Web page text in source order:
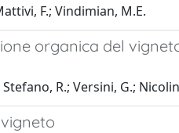
F.; Vindimian, M.E.
organica del
R.; Versini, G.;